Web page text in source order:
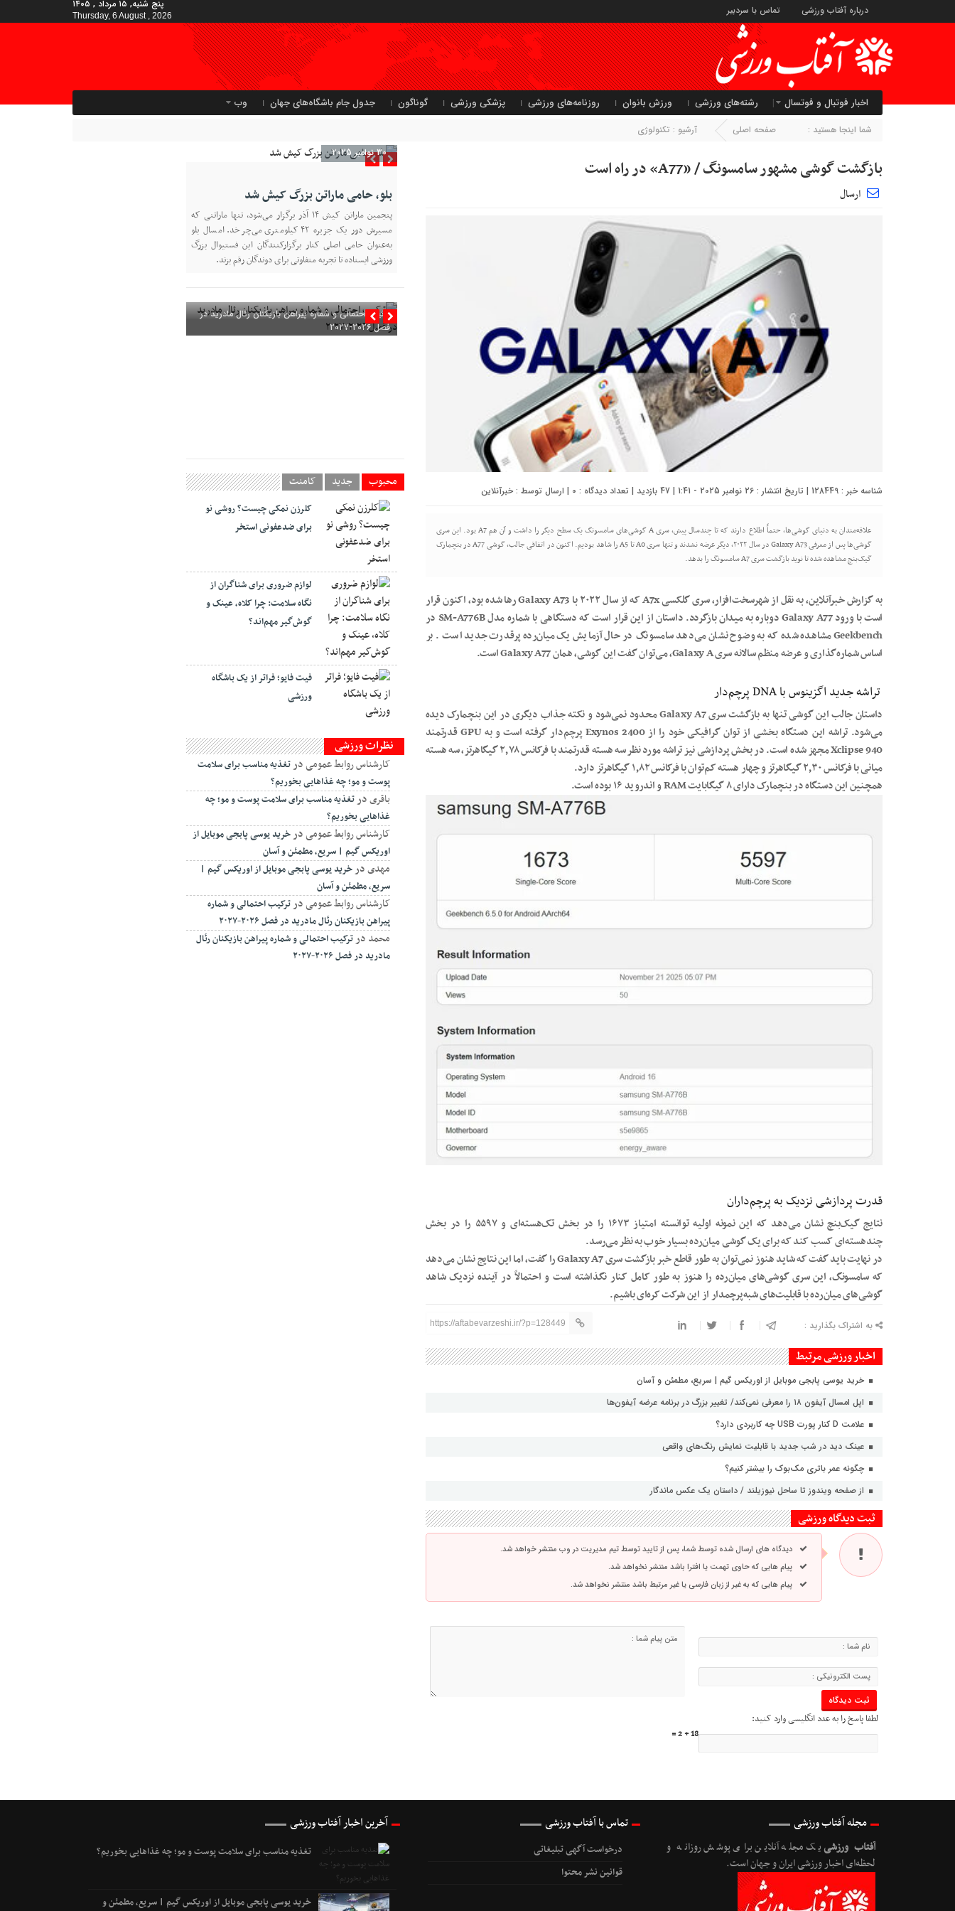
درباره آفتاب ورزشی تماس با سردبیر پنج شنبه, ۱۵ مرداد , ۱۴۰۵
Thursday, 6 August , 2026
اخبار فوتبال و فوتسال رشته‌های ورزشی ورزش بانوان روزنامه‌های ورزشی پزشکی ورزشی گوناگون جدول جام باشگاه‌های جهان وب
شما اینجا هستید : صفحه اصلی آرشیو : تکنولوژی
بازگشت گوشی مشهور سامسونگ / «A77» در راه است
ارسال
شناسه خبر : 128449 | تاریخ انتشار : 26 نوامبر 2025 - 1:41 | 47 بازدید | تعداد دیدگاه : 0 | ارسال توسط : خبرآنلاین
علاقه‌مندان به دنیای گوشی‌ها، حتماً اطلاع دارند که تا چندسال پیش، سری A گوشی‌های سامسونگ یک سطح دیگر را داشت و آن هم A7 بود. این سری
گوشی‌ها پس از معرفی Galaxy A73 در سال ۲۰۲۲، دیگر عرضه نشدند و تنها سری A0 تا A5 را شاهد بودیم. اکنون در اتفاقی جالب، گوشی A77 در بنچمارک
گیک‌بنچ مشاهده شده تا نوید بازگشت سری A7 سامسونگ را بدهد.
به گزارش خبرآنلاین، به نقل از شهرسخت‌افزار، سری گلکسی A7x که از سال ۲۰۲۲ با Galaxy A73 رها شده بود، اکنون قرار
است با ورود Galaxy A77 دوباره به میدان بازگردد. داستان از این قرار است که دستگاهی با شماره مدل SM-A776B در
Geekbench مشاهده شده که به وضوح نشان می‌دهد سامسونگ در حال آزمایش یک میان‌رده پرقدرت جدید است . بر
اساس شماره‌گذاری و عرضه منظم سالانه سری Galaxy A، می‌توان گفت این گوشی، همان Galaxy A77 است.
تراشه جدید اگزینوس با DNA پرچم‌دار
داستان جالب این گوشی تنها به بازگشت سری Galaxy A7 محدود نمی‌شود و نکته جذاب دیگری در این بنچمارک دیده
می‌شود. تراشه این دستگاه بخشی از توان گرافیکی خود را از Exynos 2400 پرچم‌دار گرفته است و به GPU قدرتمند
Xclipse 940 مجهز شده است. در بخش پردازشی نیز تراشه مورد نظر سه هسته قدرتمند با فرکانس ۲٫۷۸ گیگاهرتز، سه هسته
میانی با فرکانس ۲٫۳۰ گیگاهرتز و چهار هسته کم‌توان با فرکانس ۱٫۸۲ گیگاهرتز دارد.
همچنین این دستگاه در بنچمارک دارای ۸ گیگابایت RAM و اندروید ۱۶ بوده است.
قدرت پردازشی نزدیک به پرچم‌داران
نتایج گیک‌بنچ نشان می‌دهد که این نمونه اولیه توانسته امتیاز ۱۶۷۳ را در بخش تک‌هسته‌ای و ۵۵۹۷ را در بخش
چندهسته‌ای کسب کند که برای یک گوشی میان‌رده بسیار خوب به نظر می‌رسد.
در نهایت باید گفت که شاید هنوز نمی‌توان به طور قاطع خبر بازگشت سری Galaxy A7 را گفت، اما این نتایج نشان می‌دهد
که سامسونگ، این سری گوشی‌های میان‌رده را هنوز به طور کامل کنار نگذاشته است و احتمالاً در آینده نزدیک شاهد
گوشی‌های میان‌رده با قابلیت‌های شبه‌پرچمدار از این شرکت کره‌ای باشیم.
به اشتراک بگذارید : https://aftabevarzeshi.ir/?p=128449
اخبار ورزشی مرتبط
خرید یوسی پابجی موبایل از اوریکس گیم | سریع، مطمئن و آسان
اپل امسال آیفون ۱۸ را معرفی نمی‌کند/ تغییر بزرگ در برنامه عرضه آیفون‌ها
علامت D کنار پورت USB چه کاربردی دارد؟
عینک دید در شب جدید با قابلیت نمایش رنگ‌های واقعی
چگونه عمر باتری مک‌بوک را بیشتر کنیم؟
از صفحه ویندوز تا ساحل نیوزیلند / داستان یک عکس ماندگار
ثبت دیدگاه ورزشی
دیدگاه های ارسال شده توسط شما، پس از تایید توسط تیم مدیریت در وب منتشر خواهد شد.
پیام هایی که حاوی تهمت یا افترا باشد منتشر نخواهد شد.
پیام هایی که به غیر از زبان فارسی یا غیر مرتبط باشد منتشر نخواهد شد.
لطفا پاسخ را به عدد انگلیسی وارد کنید:
18 + 2 =
30 نوامبر 2025
بلو، حامی ماراتن بزرگ کیش شد
پنجمین ماراتن کیش ۱۴ آذر برگزار می‌شود، تنها ماراتنی که
مسیرش دور یک جزیره ۴۲ کیلومتری می‌چرخد. امسال بلو
به‌عنوان حامی اصلی کنار برگزارکنندگان این فستیوال بزرگ
ورزشی ایستاده تا تجربه متفاوتی برای دوندگان رقم بزند.
ترکیب احتمالی و شماره پیراهن بازیکنان رئال مادرید در
فصل ۲۰۲۶-۲۰۲۷
محبوب جدید کامنت
کلرزن نمکی چیست؟ روشی نو
برای ضدعفونی استخر
لوازم ضروری برای شناگران از
نگاه سلامت: چرا کلاه، عینک و
گوش‌گیر مهم‌اند؟
فیت ‌فایو؛ فراتر از یک باشگاه
ورزشی
نظرات ورزشی
کارشناس روابط عمومیدرتغذیه مناسب برای سلامت
پوست و مو؛ چه غذاهایی بخوریم؟
باقریدرتغذیه مناسب برای سلامت پوست و مو؛ چه
غذاهایی بخوریم؟
کارشناس روابط عمومیدرخرید یوسی پابجی موبایل از
اوریکس گیم | سریع، مطمئن و آسان
مهدیدرخرید یوسی پابجی موبایل از اوریکس گیم |
سریع، مطمئن و آسان
کارشناس روابط عمومیدرترکیب احتمالی و شماره
پیراهن بازیکنان رئال مادرید در فصل ۲۰۲۶-۲۰۲۷
محمد درترکیب احتمالی و شماره پیراهن بازیکنان رئال
مادرید در فصل ۲۰۲۶-۲۰۲۷
مجله آفتاب ورزشی
آفتاب ورزشییک مجله آنلاین برای پوشش روزانه و
لحظه‌ای اخبار ورزشی ایران و جهان است.
تماس با آفتاب ورزشی
درخواست آگهی تبلیغاتی
قوانین نشر محتوا
آخرین اخبار آفتاب ورزشی
تغذیه مناسب برای سلامت پوست و مو؛ چه غذاهایی بخوریم؟
خرید یوسی پابجی موبایل از اوریکس گیم | سریع، مطمئن و